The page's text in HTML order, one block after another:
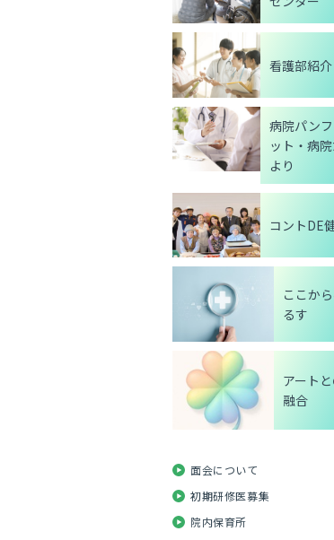
看護部紹介
病院パン
ット・病
より
コントDE
ここか
るす
アート
融合
面会について
初期研修医募集
院内保育所